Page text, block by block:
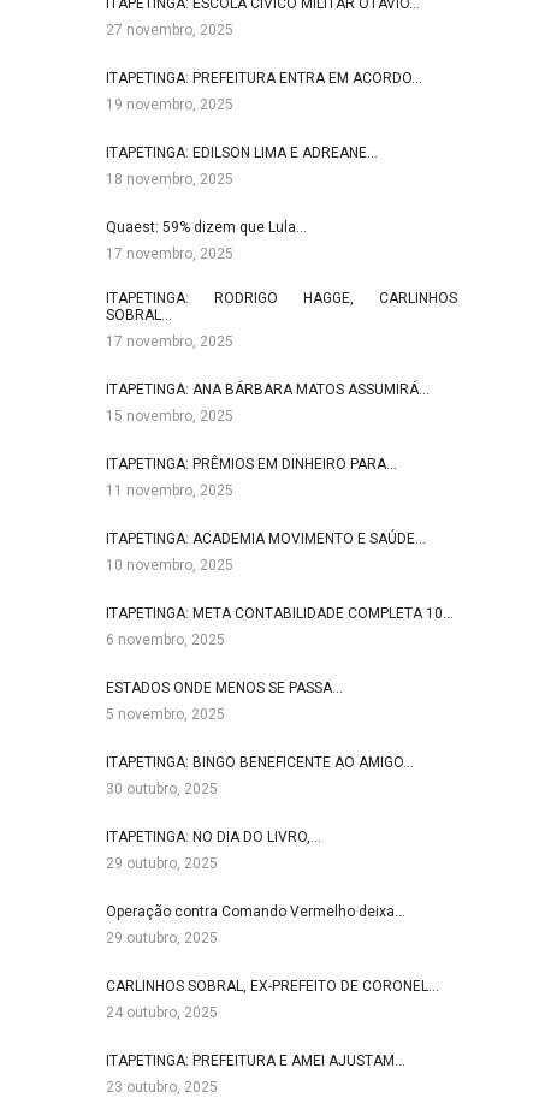
ITAPETINGA: ESCOLA CÍVICO MILITAR OTÁVIO…
27 novembro, 2025
ITAPETINGA: PREFEITURA ENTRA EM ACORDO…
19 novembro, 2025
ITAPETINGA: EDILSON LIMA E ADREANE…
18 novembro, 2025
Quaest: 59% dizem que Lula…
17 novembro, 2025
ITAPETINGA: RODRIGO HAGGE, CARLINHOS
SOBRAL…
17 novembro, 2025
ITAPETINGA: ANA BÁRBARA MATOS ASSUMIRÁ…
15 novembro, 2025
ITAPETINGA: PRÊMIOS EM DINHEIRO PARA…
11 novembro, 2025
ITAPETINGA: ACADEMIA MOVIMENTO E SAÚDE…
10 novembro, 2025
ITAPETINGA: META CONTABILIDADE COMPLETA 10…
6 novembro, 2025
ESTADOS ONDE MENOS SE PASSA…
5 novembro, 2025
ITAPETINGA: BINGO BENEFICENTE AO AMIGO…
30 outubro, 2025
ITAPETINGA: NO DIA DO LIVRO,…
29 outubro, 2025
Operação contra Comando Vermelho deixa…
29 outubro, 2025
CARLINHOS SOBRAL, EX-PREFEITO DE CORONEL…
24 outubro, 2025
ITAPETINGA: PREFEITURA E AMEI AJUSTAM…
23 outubro, 2025